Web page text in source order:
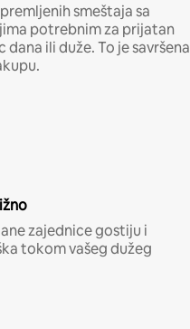
smeštaja sa
potrebnim za prijatan
dana ili duže. To je savršena
zajednice gostiju i
tokom vašeg dužeg